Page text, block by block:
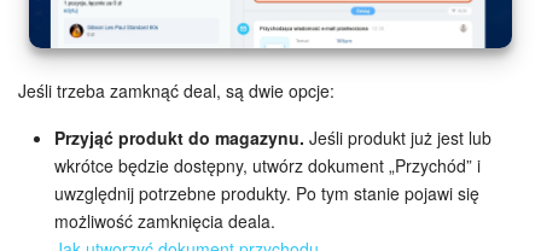
Jeśli trzeba zamknąć deal, są dwie opcje:
Przyjąć produkt do magazynu. Jeśli produkt już jest lub
wkrótce będzie dostępny, utwórz dokument „Przychód” i
uwzględnij potrzebne produkty. Po tym stanie pojawi się
możliwość zamknięcia deala.